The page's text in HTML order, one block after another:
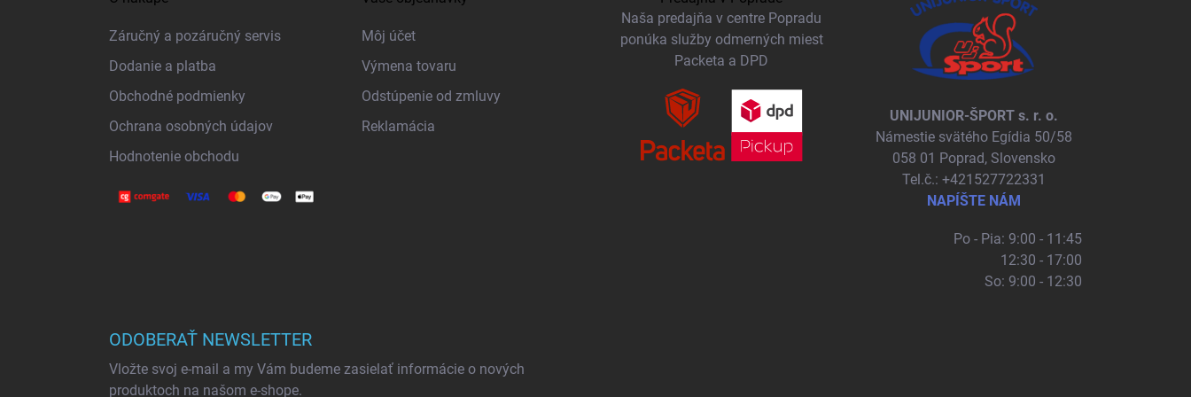
Záručný a pozáručný servis
Dodanie a platba
Obchodné podmienky
Ochrana osobných údajov
Hodnotenie obchodu
Môj účet
Výmena tovaru
Odstúpenie od zmluvy
Reklamácia
Naša predajňa v centre Popradu
ponúka služby odmerných miest
Packeta a DPD
UNIJUNIOR-ŠPORT s. r. o.
Námestie svätého Egídia 50/58
058 01 Poprad, Slovensko
Tel.č.: +421527722331
NAPÍŠTE NÁM
Po - Pia: 9:00 - 11:45
12:30 - 17:00
So: 9:00 - 12:30
ODOBERAŤ NEWSLETTER
Vložte svoj e-mail a my Vám budeme zasielať informácie o nových
produktoch na našom e-shope.